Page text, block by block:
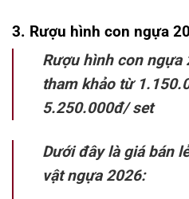
3. Rượu hình con ngựa
Rượu hình con ngựa
tham khảo từ
5.250.000đ/ set
Dưới đây là giá bán
vật ngựa 2026: